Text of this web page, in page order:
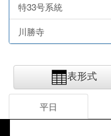
特33号系統
川勝寺
表形式
平日